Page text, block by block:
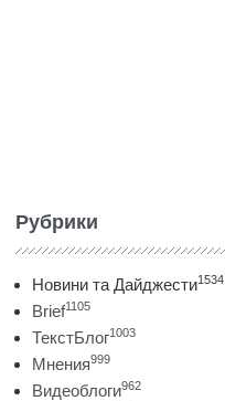
Рубрики
Новини та Дайджести1534
Brief1105
ТекстБлог1003
Мнения999
Видеоблоги962